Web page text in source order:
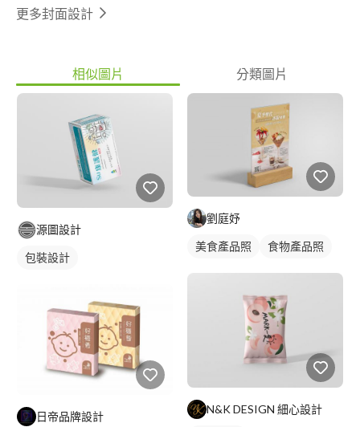
更多封面設計
相似圖片 分類圖片
源圖設計
包裝設計
日帝品牌設計
劉庭妤
美食產品照 食物產品照
N&K DESIGN 細心設計